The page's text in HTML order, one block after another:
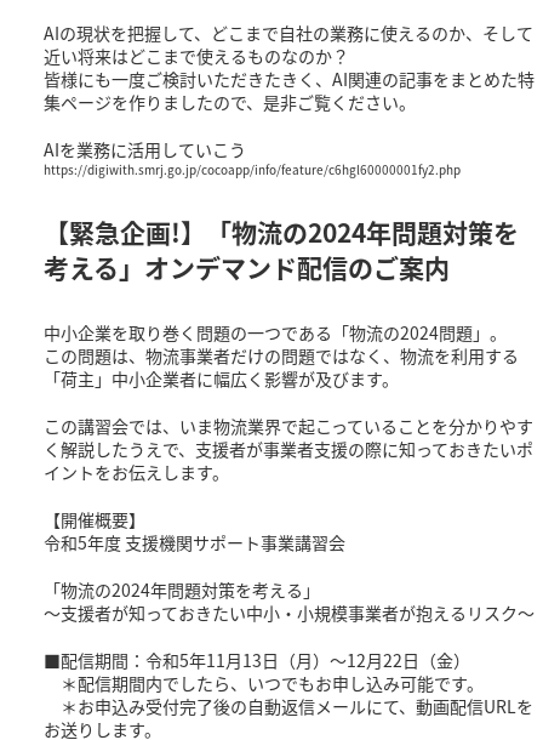
AIの現状を把握して、どこまで自社の業務に使えるのか、そして
近い将来はどこまで使えるものなのか？
皆様にも一度ご検討いただきたきく、AI関連の記事をまとめた特
集ページを作りましたので、是非ご覧ください。
AIを業務に活用していこう
https://digiwith.smrj.go.jp/cocoapp/info/feature/c6hgl60000001fy2.php
【緊急企画!】「物流の2024年問題対策を
考える」オンデマンド配信のご案内
中小企業を取り巻く問題の一つである「物流の2024問題」。
この問題は、物流事業者だけの問題ではなく、物流を利用する
「荷主」中小企業者に幅広く影響が及びます。
この講習会では、いま物流業界で起こっていることを分かりやす
く解説したうえで、支援者が事業者支援の際に知っておきたいポ
イントをお伝えします。
【開催概要】
令和5年度 支援機関サポート事業講習会
「物流の2024年問題対策を考える」
～支援者が知っておきたい中小・小規模事業者が抱えるリスク～
■配信期間：令和5年11月13日（月）～12月22日（金）
＊配信期間内でしたら、いつでもお申し込み可能です。
＊お申込み受付完了後の自動返信メールにて、動画配信URLを
お送りします。